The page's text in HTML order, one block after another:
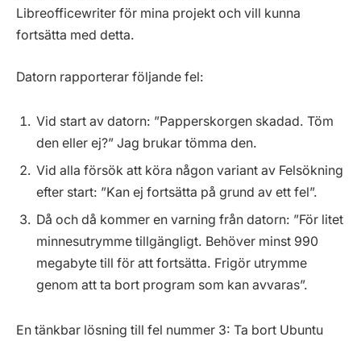
Libreofficewriter för mina projekt och vill kunna
fortsätta med detta.
Datorn rapporterar följande fel:
Vid start av datorn: ”Papperskorgen skadad. Töm
den eller ej?” Jag brukar tömma den.
Vid alla försök att köra någon variant av Felsökning
efter start: ”Kan ej fortsätta på grund av ett fel”.
Då och då kommer en varning från datorn: ”För litet
minnesutrymme tillgängligt. Behöver minst 990
megabyte till för att fortsätta. Frigör utrymme
genom att ta bort program som kan avvaras”.
En tänkbar lösning till fel nummer 3: Ta bort Ubuntu